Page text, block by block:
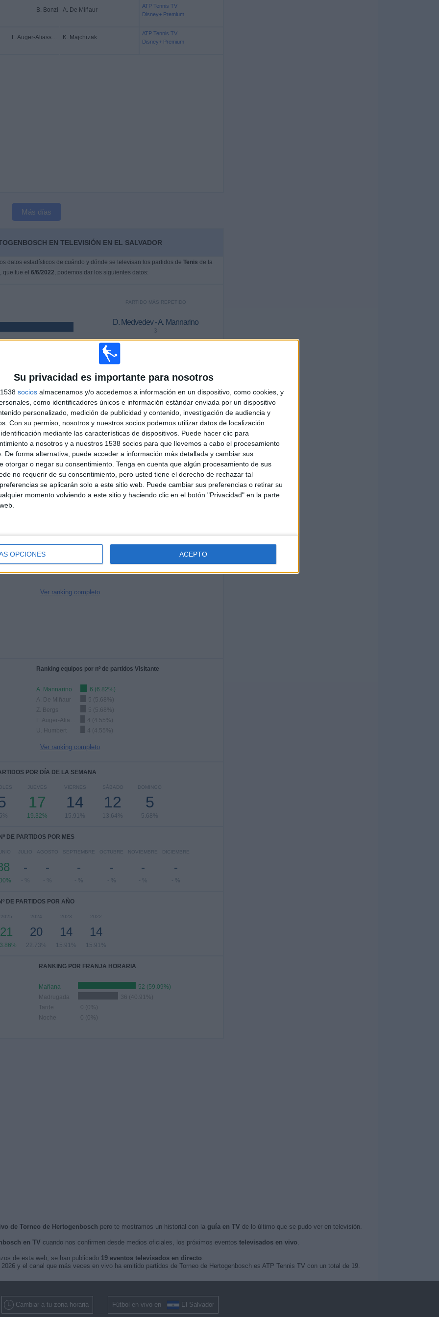
Su privacidad es importante para nosotros
socios almacenamos y/o accedemos a información en un dispositivo, como cookies, y
como identificadores únicos e información estándar enviada por un dispositivo
personalizado, medición de publicidad y contenido, investigación de audiencia y
Con su permiso, nosotros y nuestros socios podemos utilizar datos de localización
mediante las características de dispositivos. Puede hacer clic para
a nosotros y a nuestros 1538 socios para que llevemos a cabo el procesamiento
De forma alternativa, puede acceder a información más detallada y cambiar sus
otorgar o negar su consentimiento. Tenga en cuenta que algún procesamiento de sus
no requerir de su consentimiento, pero usted tiene el derecho de rechazar tal
se aplicarán solo a este sitio web. Puede cambiar sus preferencias o retirar su
momento volviendo a este sitio y haciendo clic en el botón "Privacidad" en la parte
OPCIONES ACEPTO
B. Bonzi A. De Miñaur
ATP Tennis TV
Disney+ Premium
F. Auger-Aliassime K. Majchrzak
ATP Tennis TV
Disney+ Premium
Más días
EN TELEVISIÓN EN EL SALVADOR
datos estadísticos de cuándo y dónde se televisan los partidos de Tenis de la
, que fue el 6/6/2022, podemos dar los siguientes datos:
PARTIDO MÁS REPETIDO
D. Medvedev - A. Mannarino
3
ÚLTIMO PARTIDO DE PAGO
K. Majchrzak - A. De Miñaur
14/6/2026 Torneo de Hertogenbosch por ATP Tennis TV, Disney+
Premium
TOTAL
3
CANALES TV
DÍAS
1523
SIN PARTIDO
GRATUÍTO
MEDIA
1.8
CANALES POR
PARTIDO
Ranking equipos por nº de partidos en abierto
Ver ranking completo
Ranking equipos por nº de partidos Visitante
A. Mannarino
6 (6.82%)
A. De Miñaur
5 (5.68%)
Z. Bergs
5 (5.68%)
4 (4.55%)
U. Humbert
4 (4.55%)
Ver ranking completo
POR DÍA DE LA SEMANA
JUEVES
17
19.32%
VIERNES
14
15.91%
SÁBADO
12
13.64%
DOMINGO
5
5.68%
Nº DE PARTIDOS POR MES
JULIO
-
- %
AGOSTO
-
- %
SEPTIEMBRE
-
- %
OCTUBRE
-
- %
NOVIEMBRE
-
- %
DICIEMBRE
-
- %
DE PARTIDOS POR AÑO
2025
21
2024
20
22.73%
2023
14
15.91%
2022
14
15.91%
RANKING POR FRANJA HORARIA
Mañana
52 (59.09%)
Madrugada
36 (40.91%)
Tarde
0 (0%)
Noche
0 (0%)
de Torneo de Hertogenbosch pero te mostramos un historial con la guía en TV de lo último que se pudo ver en televisión.
en TV cuando nos confirmen desde medios oficiales, los próximos eventos televisados en vivo.
de esta web, se han publicado 19 eventos televisados en directo.
y el canal que más veces en vivo ha emitido partidos de Torneo de Hertogenbosch es ATP Tennis TV con un total de 19.
Cambiar a tu zona horaria Fútbol en vivo en El Salvador